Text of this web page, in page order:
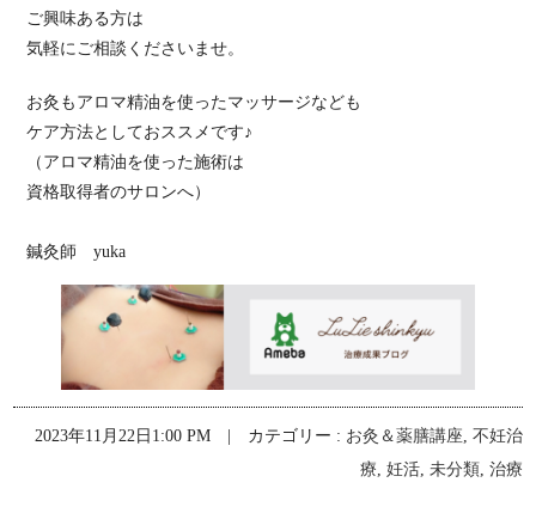
ご興味ある方は
気軽にご相談くださいませ。
お灸もアロマ精油を使ったマッサージなども
ケア方法としておススメです♪
（アロマ精油を使った施術は
資格取得者のサロンへ）
鍼灸師 yuka
2023年11月22日1:00 PM | カテゴリー : お灸＆薬膳講座, 不妊治
療, 妊活, 未分類, 治療